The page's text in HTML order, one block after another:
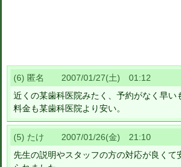
(6) 匿名 2007/01/27(土) 01:12
近くの某歯科医院みたく、予約がなく早い
料金も某歯科医院より安い。
(5) たけ 2007/01/26(金) 21:10
先生の説明やスタッフの方の対応が良くて